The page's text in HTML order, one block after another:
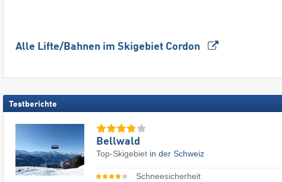
Alle Lifte/Bahnen im Skigebiet Cordon
Testberichte
Bellwald
Top-Skigebiet in der Schweiz
Schneesicherheit